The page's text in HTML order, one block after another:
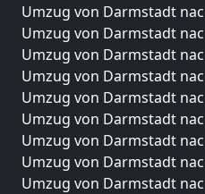
Umzug von Darmstadt
Umzug von Darmstadt
Umzug von Darmstadt
Umzug von Darmstadt
Umzug von Darmstadt
Umzug von Darmstadt
Umzug von Darmstadt
Umzug von Darmstadt
Umzug von Darmstadt